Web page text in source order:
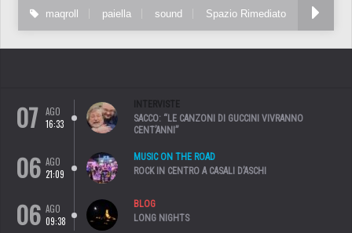
maqroll paiella sound Spazio Rimediato
07
AGO
16:33
INTERVISTE
SACCO: “LE CANZONI DI GUCCINI VIVRANNO
CENT’ANNI”
06 AGO
21:09
MUSIC ON THE ROAD
ROCK IN CENTRO A CASALI D’ASCHI
06 AGO
09:38
BLOG
LONG NIGHTS